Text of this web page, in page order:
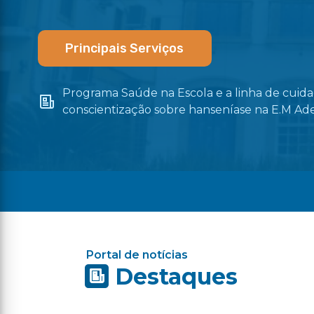
Principais Serviços
Programa Saúde na Escola e a linha de
conscientização sobre hanseníase na E.M
Portal de notícias
Destaques